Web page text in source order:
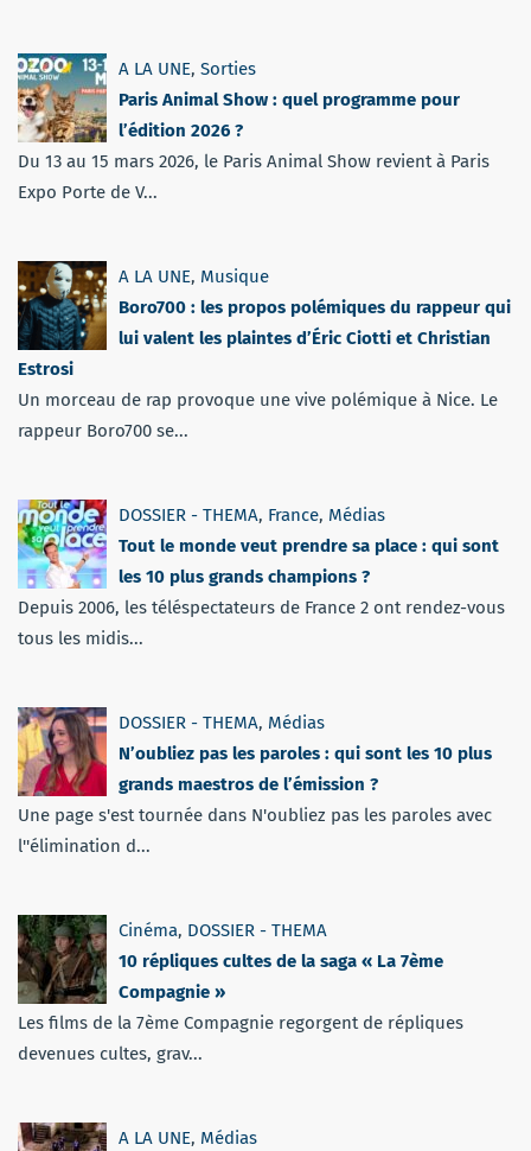
A LA UNE, Sorties
Paris Animal Show : quel programme pour
l’édition 2026 ?
Du 13 au 15 mars 2026, le Paris Animal Show revient à Paris
Expo Porte de V...
A LA UNE, Musique
Boro700 : les propos polémiques du rappeur qui
lui valent les plaintes d’Éric Ciotti et Christian
Estrosi
Un morceau de rap provoque une vive polémique à Nice. Le
rappeur Boro700 se...
DOSSIER - THEMA, France, Médias
Tout le monde veut prendre sa place : qui sont
les 10 plus grands champions ?
Depuis 2006, les téléspectateurs de France 2 ont rendez-vous
tous les midis...
DOSSIER - THEMA, Médias
N’oubliez pas les paroles : qui sont les 10 plus
grands maestros de l’émission ?
Une page s'est tournée dans N'oubliez pas les paroles avec
l''élimination d...
Cinéma, DOSSIER - THEMA
10 répliques cultes de la saga « La 7ème
Compagnie »
Les films de la 7ème Compagnie regorgent de répliques
devenues cultes, grav...
A LA UNE, Médias